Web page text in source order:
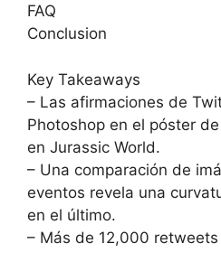
FAQ
Conclusion
Key Takeaways
– Las afirmaciones de
Photoshop en el póster
en Jurassic World.
– Una comparación de
eventos revela una
en el último.
– Más de 12,000